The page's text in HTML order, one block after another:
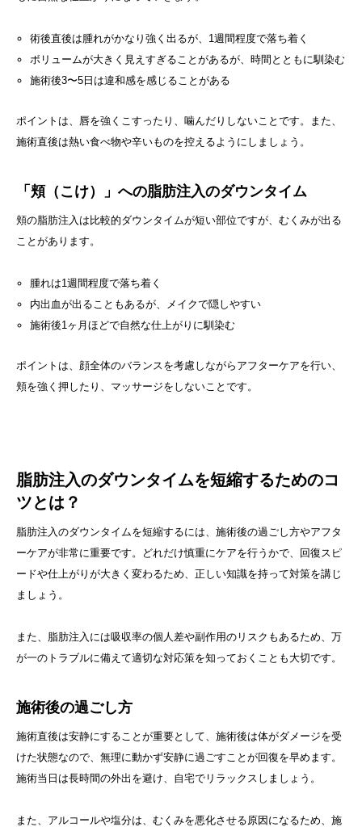
術後直後は腫れがかなり強く出るが、1週間程度で落ち着く
ボリュームが大きく見えすぎることがあるが、時間とともに馴染む
施術後3〜5日は違和感を感じることがある
ポイントは、唇を強くこすったり、噛んだりしないことです。また、
施術直後は熱い食べ物や辛いものを控えるようにしましょう。
「頬（こけ）」への脂肪注入のダウンタイム
頬の脂肪注入は比較的ダウンタイムが短い部位ですが、むくみが出る
ことがあります。
腫れは1週間程度で落ち着く
内出血が出ることもあるが、メイクで隠しやすい
施術後1ヶ月ほどで自然な仕上がりに馴染む
ポイントは、顔全体のバランスを考慮しながらアフターケアを行い、
頬を強く押したり、マッサージをしないことです。
脂肪注入のダウンタイムを短縮するためのコ
ツとは？
脂肪注入のダウンタイムを短縮するには、施術後の過ごし方やアフタ
ーケアが非常に重要です。どれだけ慎重にケアを行うかで、回復スピ
ードや仕上がりが大きく変わるため、正しい知識を持って対策を講じ
ましょう。
また、脂肪注入には吸収率の個人差や副作用のリスクもあるため、万
が一のトラブルに備えて適切な対応策を知っておくことも大切です。
施術後の過ごし方
施術直後は安静にすることが重要として、施術後は体がダメージを受
けた状態なので、無理に動かず安静に過ごすことが回復を早めます。
施術当日は長時間の外出を避け、自宅でリラックスしましょう。
また、アルコールや塩分は、むくみを悪化させる原因になるため、施